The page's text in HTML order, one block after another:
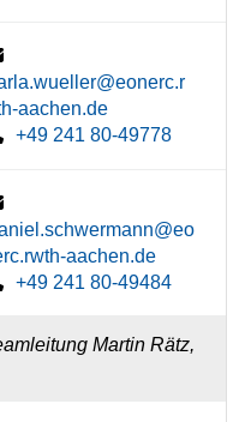
aachen.de
+49 241 80-49778
aachen.de
+49 241 80-49484
Martin Rätz,